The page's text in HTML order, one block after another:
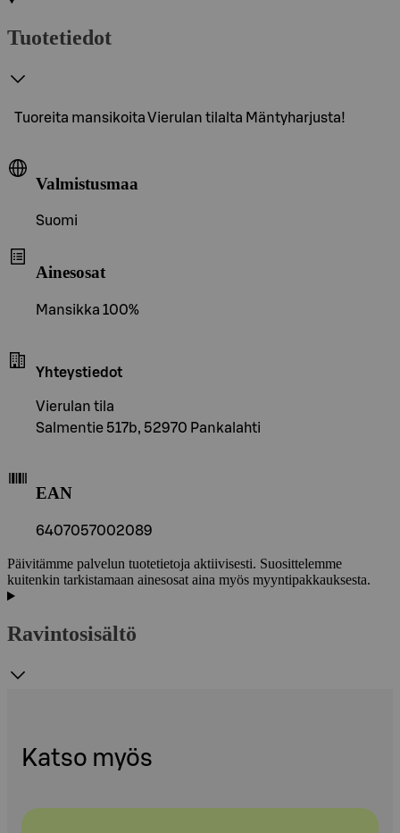
Tuotetiedot
Tuoreita mansikoita Vierulan tilalta Mäntyharjusta!
Valmistusmaa
Suomi
Ainesosat
Mansikka 100%
Yhteystiedot
Vierulan tila
Salmentie 517b, 52970 Pankalahti
EAN
6407057002089
Päivitämme palvelun tuotetietoja aktiivisesti. Suosittelemme
kuitenkin tarkistamaan ainesosat aina myös myyntipakkauksesta.
Ravintosisältö
Katso myös